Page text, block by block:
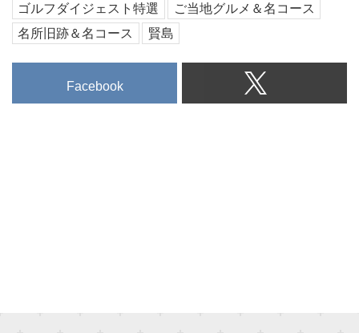
ゴルフダイジェスト特選
ご当地グルメ＆名コース
名所旧跡＆名コース
賢島
Facebook